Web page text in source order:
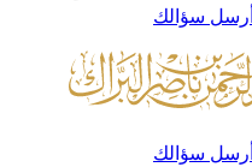
أرسل سؤالك
أرسل سؤالك